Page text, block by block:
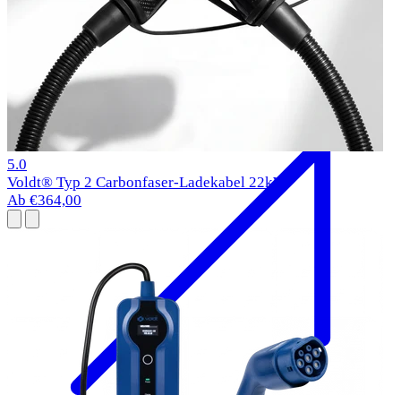
BMW i5 Ladekabel
11 kW
5.0
Voldt® Typ 2 Carbonfaser-Ladekabel 22kW
Ab €364,00